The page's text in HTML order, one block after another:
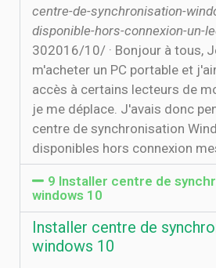
centre-de-synchronisation-
disponible-hors-connexion-un-
30‏‏/10‏‏/2016 · Bonjour à tous, Je viens de
m'acheter un PC portable et
accès à certains lecteurs de
je me déplace. J'avais donc
centre de synchronisation
disponibles hors connexion
9 Installer centre de
windows 10
Installer centre de
windows 10